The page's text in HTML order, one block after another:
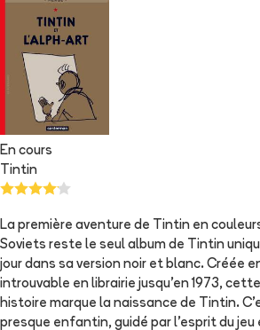
En cours
Tintin
La première aventure de Tintin en
Soviets reste le seul album de Tintin
jour dans sa version noir et blanc. Créée
introuvable en librairie jusqu'en 1973,
histoire marque la naissance de Tintin.
presque enfantin, guidé par l'esprit du jeu